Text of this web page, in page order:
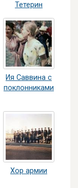
Тетерин
Ия Саввина с
поклонниками
Хор армии